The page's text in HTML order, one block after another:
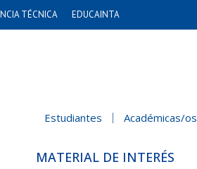
TÉCNICA EDUCAINTA
Estudiantes Académicas/os
MATERIAL DE INTERÉS